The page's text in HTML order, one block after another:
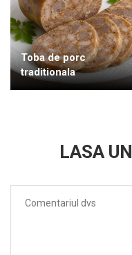
Toba de porc
traditionala
LASA